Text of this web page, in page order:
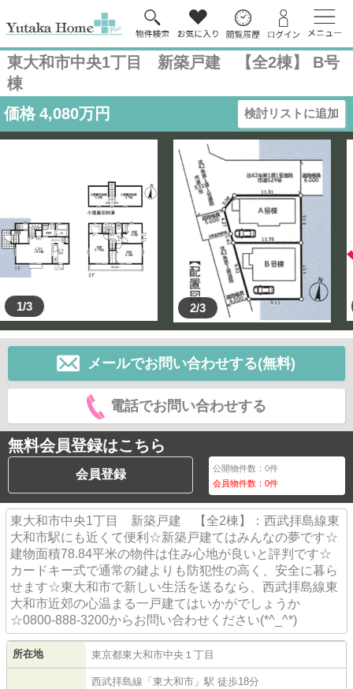
東大和市中央1丁目 新築戸建 【全2棟】 B号
棟
価格 4,080万円 検討リストに追加
1/3 2/3
メールでお問い合わせする(無料)
電話でお問い合わせする
無料会員登録はこちら
会員登録 公開物件数：0件
会員物件数：0件
東大和市中央1丁目 新築戸建 【全2棟】：西武拝島線東
大和市駅にも近くて便利☆新築戸建てはみんなの夢です☆
建物面積78.84平米の物件は住み心地が良いと評判です☆
カードキー式で通常の鍵よりも防犯性の高く、安全に暮ら
せます☆東大和市で新しい生活を送るなら、西武拝島線東
大和市近郊の心温まる一戸建てはいかがでしょうか
☆0800-888-3200からお問い合わせください(*^_^*)
所在地 東京都東大和市中央 １丁目
西武拝島線 「 東大和市 」駅 徒歩18分